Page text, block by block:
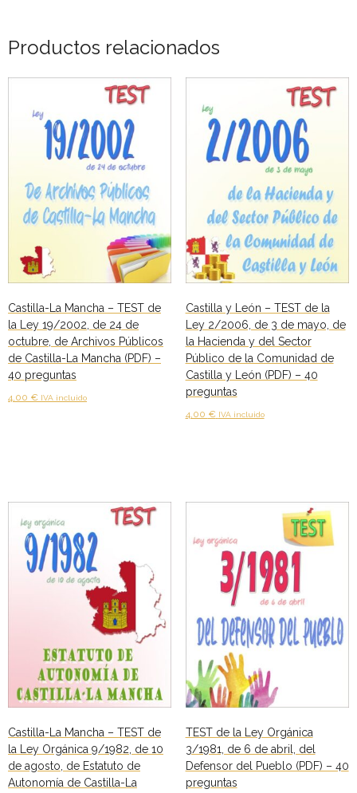
Productos relacionados
Castilla-La Mancha – TEST de
la Ley 19/2002, de 24 de
octubre, de Archivos Públicos
de Castilla-La Mancha (PDF) –
40 preguntas
4,00 € IVA incluido
Castilla y León – TEST de la
Ley 2/2006, de 3 de mayo, de
la Hacienda y del Sector
Público de la Comunidad de
Castilla y León (PDF) – 40
preguntas
4,00 € IVA incluido
Castilla-La Mancha – TEST de
la Ley Orgánica 9/1982, de 10
de agosto, de Estatuto de
Autonomía de Castilla-La
TEST de la Ley Orgánica
3/1981, de 6 de abril, del
Defensor del Pueblo (PDF) – 40
preguntas